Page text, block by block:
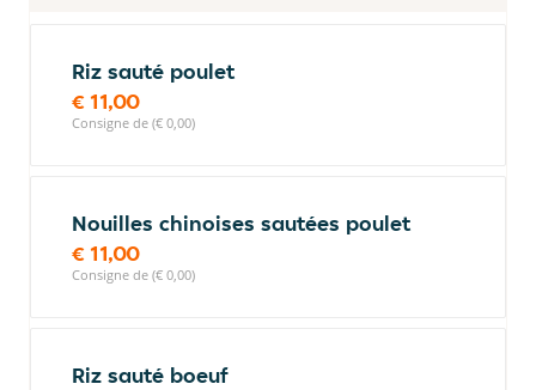
Riz sauté poulet
€ 11,00
Consigne de (€ 0,00)
Nouilles chinoises sautées poulet
€ 11,00
Consigne de (€ 0,00)
Riz sauté boeuf